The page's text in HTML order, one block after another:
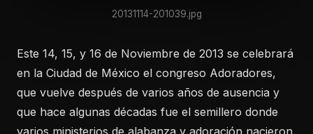
20131114-201039.jpg
Este 14, 15, y 16 de Noviembre de 2013 se celebrará
en la Ciudad de México el congreso Adoradores,
que vuelve después de varios años de ausencia y
que hace algunas décadas fue el semillero donde